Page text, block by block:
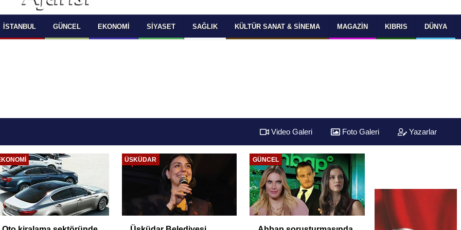
SELECT LANGUAGE YOU WOULD TO READ
OKUMAK İSTEDİĞİNİZ DİLİ SEÇİNİZ
Powered by
Translate
İSTANBUL GÜNCEL EKONOMI SIYASET SAĞLIK KÜLTÜR SANAT & SINEMA MAGAZIN KIBRIS DÜNYA
Video Galeri Foto Galeri Yazarlar
ÜSKÜDAR GÜNCEL